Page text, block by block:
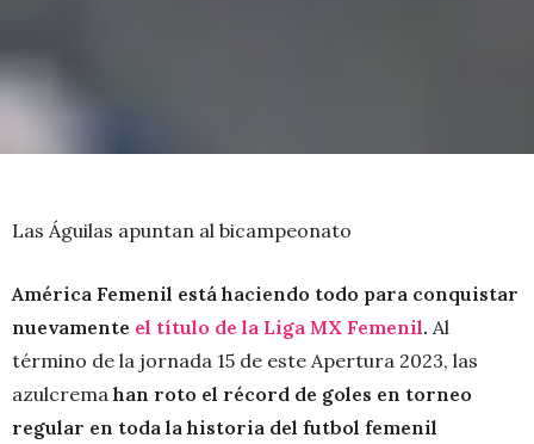
Las Águilas apuntan al bicampeonato
América Femenil está haciendo todo para conquistar
nuevamente el título de la Liga MX Femenil. Al
término de la jornada 15 de este Apertura 2023, las
azulcrema han roto el récord de goles en torneo
regular en toda la historia del futbol femenil